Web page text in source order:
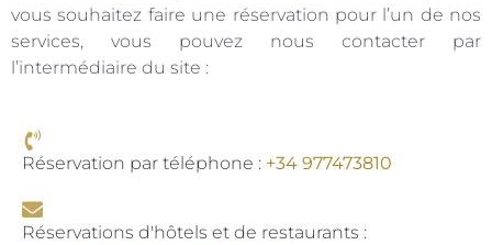
vous souhaitez faire une réservation pour l’un de nos
services, vous pouvez nous contacter par
l’intermédiaire du site :
Réservation par téléphone : +34 977473810
Réservations d'hôtels et de restaurants :